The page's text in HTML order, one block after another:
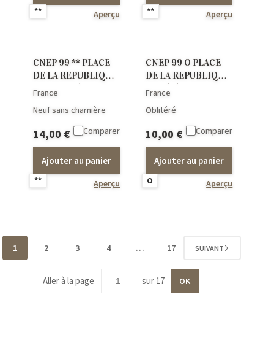
** Aperçu ** Aperçu
CNEP 99 ** PLACE
DE LA REPUBLIQUE
Non dentelé
**
France
Neuf sans charnière
14,00 €
Ajouter au panier
Comparer
Aperçu
CNEP 99 O PLACE
DE LA REPUBLIQUE
Oblitéré
O
France
Oblitéré
10,00 €
Ajouter au panier
Comparer
Aperçu
1 2 3 4 … 17 SUIVANT
Aller à la page sur 17 OK